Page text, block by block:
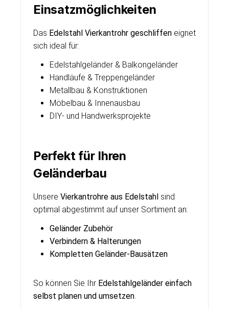
Einsatzmöglichkeiten
Das Edelstahl Vierkantrohr geschliffen eignet
sich ideal für:
Edelstahlgeländer & Balkongeländer
Handläufe & Treppengeländer
Metallbau & Konstruktionen
Möbelbau & Innenausbau
DIY- und Handwerksprojekte
Perfekt für Ihren
Geländerbau
Unsere Vierkantrohre aus Edelstahl sind
optimal abgestimmt auf unser Sortiment an:
Geländer Zubehör
Verbindern & Halterungen
Kompletten Geländer-Bausätzen
So können Sie Ihr Edelstahlgeländer einfach
selbst planen und umsetzen.